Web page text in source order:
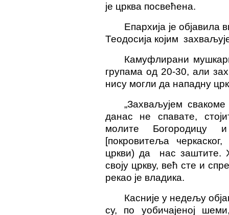
је црква посвећена.
Епархија је објавила
Теодосија којим
Камуфлирани
групама од 20-30, али
нису могли да нападну
„Захваљујем
данас не спавате,
молите Богородицу и
[покровитеља
цркви) да нас заштите.
своју цркву, већ сте и
рекао је владика.
Касније у недељу
су, по уобичајеној